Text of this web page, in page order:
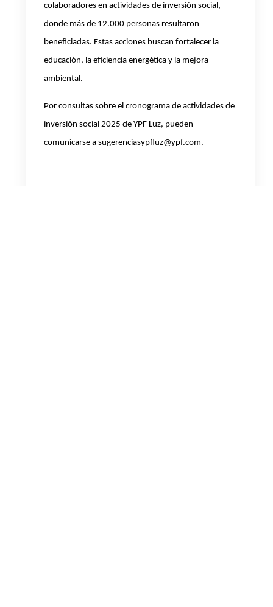
colaboradores en actividades de inversión social,
donde más de 12.000 personas resultaron
beneficiadas. Estas acciones buscan fortalecer la
educación, la eficiencia energética y la mejora
ambiental.
Por consultas sobre el cronograma de actividades de
inversión social 2025 de YPF Luz, pueden
comunicarse a sugerenciasypfluz@ypf.com.